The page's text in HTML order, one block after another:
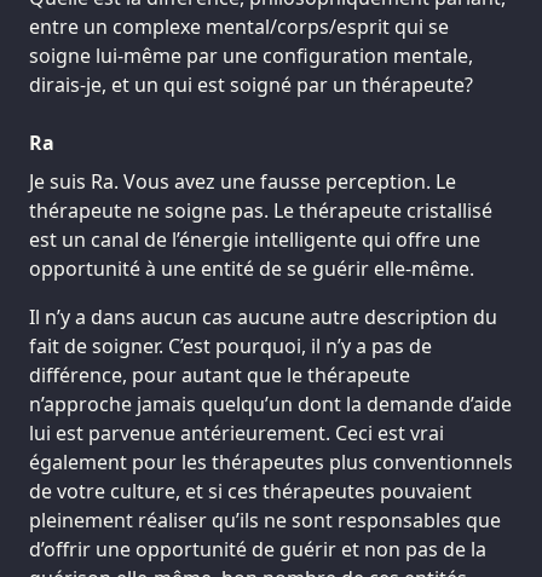
entre un complexe mental/corps/esprit qui se
soigne lui-même par une configuration mentale,
dirais-je, et un qui est soigné par un thérapeute?
Ra
Je suis Ra. Vous avez une fausse perception. Le
thérapeute ne soigne pas. Le thérapeute cristallisé
est un canal de l’énergie intelligente qui offre une
opportunité à une entité de se guérir elle-même.
Il n’y a dans aucun cas aucune autre description du
fait de soigner. C’est pourquoi, il n’y a pas de
différence, pour autant que le thérapeute
n’approche jamais quelqu’un dont la demande d’aide
lui est parvenue antérieurement. Ceci est vrai
également pour les thérapeutes plus conventionnels
de votre culture, et si ces thérapeutes pouvaient
pleinement réaliser qu’ils ne sont responsables que
d’offrir une opportunité de guérir et non pas de la